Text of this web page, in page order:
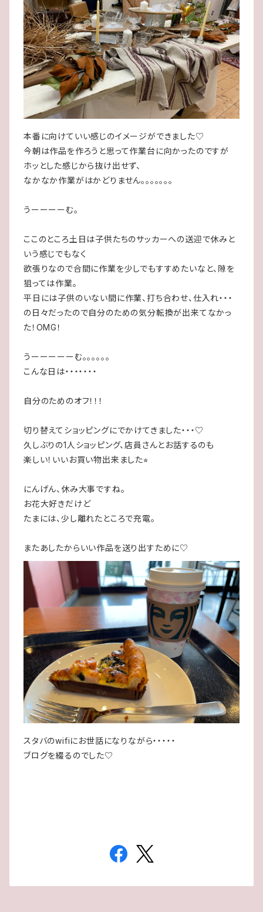
本番に向けていい感じのイメージができました♡
今朝は作品を作ろうと思って作業台に向かったのですが
ホッとした感じから抜け出せず、
なかなか作業がはかどりません。。。。。。。
うーーーーむ。
ここのところ土日は子供たちのサッカーへの送迎で休みと
いう感じでもなく
欲張りなので合間に作業を少しでもすすめたいなと、隙を
狙っては作業。
平日には子供のいない間に作業、打ち合わせ、仕入れ・・・
の日々だったので自分のための気分転換が出来てなかっ
た！OMG！
うーーーーーむ。。。。。。
こんな日は・・・・・・・
自分のためのオフ！！！
切り替えてショッピングにでかけてきました・・・♡
久しぶりの1人ショッピング、店員さんとお話するのも
楽しい！いいお買い物出来ました⭐︎
にんげん、休み大事ですね。
お花大好きだけど
たまには、少し離れたところで充電。
またあしたからいい作品を送り出すために♡
スタバのwifiにお世話になりながら・・・・・
ブログを綴るのでした♡